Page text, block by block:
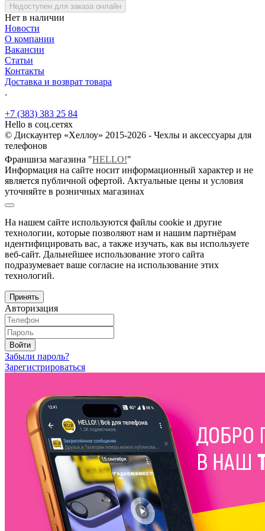
Недоступен для заказа онлайн
Нет в наличии
Новости
О компании
Вакансии
Статьи
Контакты
Доставка и возврат товара
.
+7 (383) 383 25 84
Hello в соц.сетях
© Дискаунтер «Хеллоу» 2015-2026 - Чехлы и аксессуары для
телефонов
Франшиза магазина "HELLO!"
Информация на сайте носит информационный характер и не
является публичной офертой. Актуальные цены и условия
уточняйте в розничных магазинах
На нашем сайте используются файлы cookie и другие
технологии, которые позволяют нам и нашим партнёрам
идентифицировать вас, а также изучать, как вы используете
веб-сайт. Дальнейшее использование этого сайта
подразумевает ваше согласие на использование этих
технологий.
Принять
Авторизация
Войти
Забыли пароль?
Зарегистрироваться